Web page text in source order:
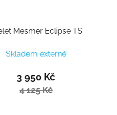
Mesmer Eclipse TS
Skladem externě
3 950 Kč
4 125 Kč